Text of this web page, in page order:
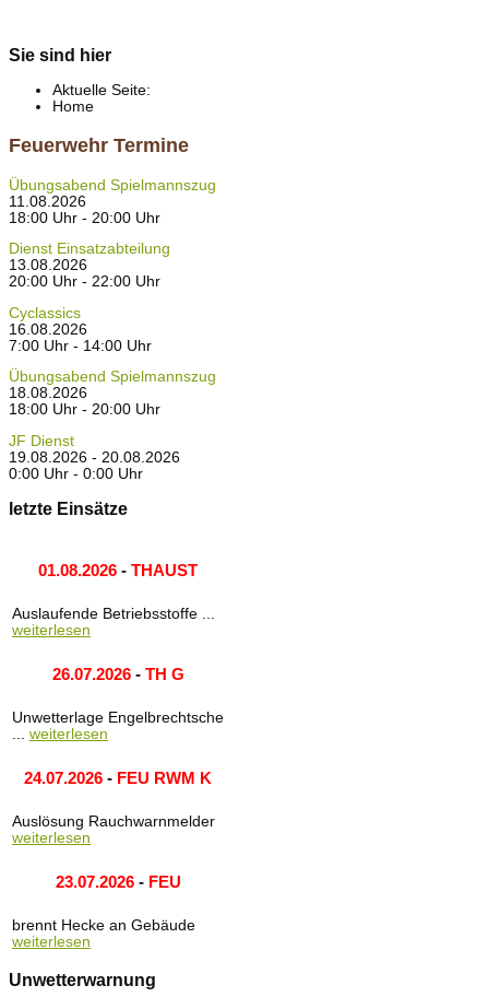
Sie sind hier
Aktuelle Seite:
Home
Feuerwehr Termine
Übungsabend Spielmannszug
11.08.2026
18:00 Uhr - 20:00 Uhr
Dienst Einsatzabteilung
13.08.2026
20:00 Uhr - 22:00 Uhr
Cyclassics
16.08.2026
7:00 Uhr - 14:00 Uhr
Übungsabend Spielmannszug
18.08.2026
18:00 Uhr - 20:00 Uhr
JF Dienst
19.08.2026 - 20.08.2026
0:00 Uhr - 0:00 Uhr
letzte Einsätze
01.08.2026 - THAUST
Auslaufende Betriebsstoffe ...
weiterlesen
26.07.2026- TH G
Unwetterlage Engelbrechtsche
... weiterlesen
24.07.2026 - FEU RWM K
Auslösung Rauchwarnmelder
weiterlesen
23.07.2026- FEU
brennt Hecke an Gebäude
weiterlesen
Unwetterwarnung